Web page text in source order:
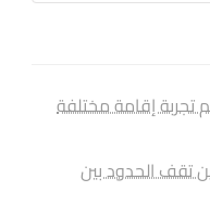
إقامة مختلفة
تقف الحدود بين